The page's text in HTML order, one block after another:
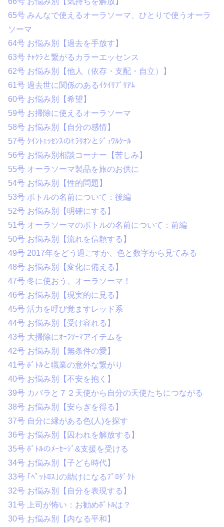
65号 みんなで使えるオーラソーマ、ひとりで使うオーラ
ソーマ
64号 お悩み別【過去を手放す】
63号 ﾁｬｸﾗと繋がるカラーエッセンス
62号 お悩み別【他人（依存・支配・自立）】
61号 過去世に関係のあるｲｸｲﾘﾌﾞﾘｱﾑ
60号 お悩み別【希望】
59号 お掃除に使えるオーラソーマ
58号 お悩み別【自分の感情】
57号 ｸｲﾝﾄｴｯｾﾝｽのﾋﾗﾘｵﾝとｼﾞｭﾜﾙｸｰﾙ
56号 お悩み別相談コーナー【苦しみ】
55号 オーラソーマ製品を旅のお供に
54号 お悩み別【性的問題】
53号 ボトルの名前について：後編
52号 お悩み別【明確にする】
51号 オーラソーマのボトルの名前について：前編
50号 お悩み別【流れを信頼する】
49号 2017年をどう過ごすか、色と数字から見てみる
48号 お悩み別【変化に備える】
47号 冬に使おう、オーラソーマ！
46号 お悩み別【現実的に見る】
45号 活力を呼び覚ますレッド系
44号 お悩み別【受け容れる】
43号 大掃除にｵｰﾗｿｰﾏアイテムを
42号 お悩み別【無条件の愛】
41号 ﾎﾞﾄﾙと職業の意外な繋がり
40号 お悩み別【不安を抱く】
39号 カバラと７２天使から自分の天使たちにつながる
38号 お悩み別【安らぎを得る】
37号 自分に縁がある色(人)を探す
36号 お悩み別【囚われを解放する】
35号 ﾎﾞﾄﾙのﾒｰｾｰｼﾞ&支援を受ける
34号 お悩み別【子ども時代】
33号 ｢ﾍﾟｯﾄﾛｽ｣の助けになるﾌﾟﾛﾀﾞｸﾄ
32号 お悩み別【自分を表現する】
31号 上司が怖い：お勧めﾎﾞﾄﾙは？
30号 お悩み別【内なる平和】